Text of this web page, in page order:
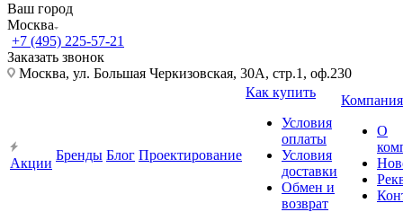
Ваш город
Москва
+7 (495) 225-57-21
Заказать звонок
Москва, ул. Большая Черкизовская, 30А, стр.1, оф.230
Акции
Бренды Блог Проектирование
Как купить
Условия
оплаты
Условия
доставки
Обмен и
возврат
Компания
О